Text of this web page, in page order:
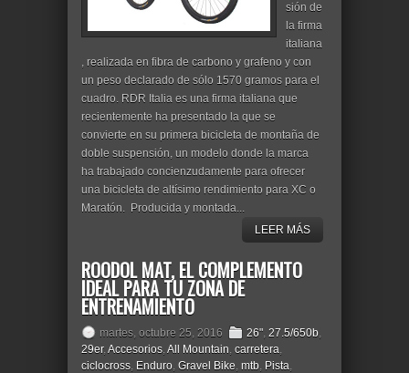
sión de
la firma
italiana
, realizada en fibra de carbono y grafeno y con
un peso declarado de sólo 1570 gramos para el
cuadro. RDR Italia es una firma italiana que
recientemente ha presentado la que se
convierte en su primera bicicleta de montaña de
doble suspensión, un modelo donde la marca
ha trabajado concienzudamente para ofrecer
una bicicleta de altísimo rendimiento para XC o
Maratón. Producida y montada...
LEER MÁS
ROODOL MAT, EL COMPLEMENTO
IDEAL PARA TU ZONA DE
ENTRENAMIENTO
martes, octubre 25, 2016 26", 27.5/650b,
29er, Accesorios, All Mountain, carretera,
ciclocross, Enduro, Gravel Bike, mtb, Pista,